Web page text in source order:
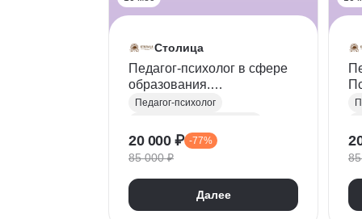
Столица
Педагог-психолог в сфере
образования.
Преподаватель психологии
Педагог-психолог
20 000 ₽ -77%
85 000 ₽
Далее